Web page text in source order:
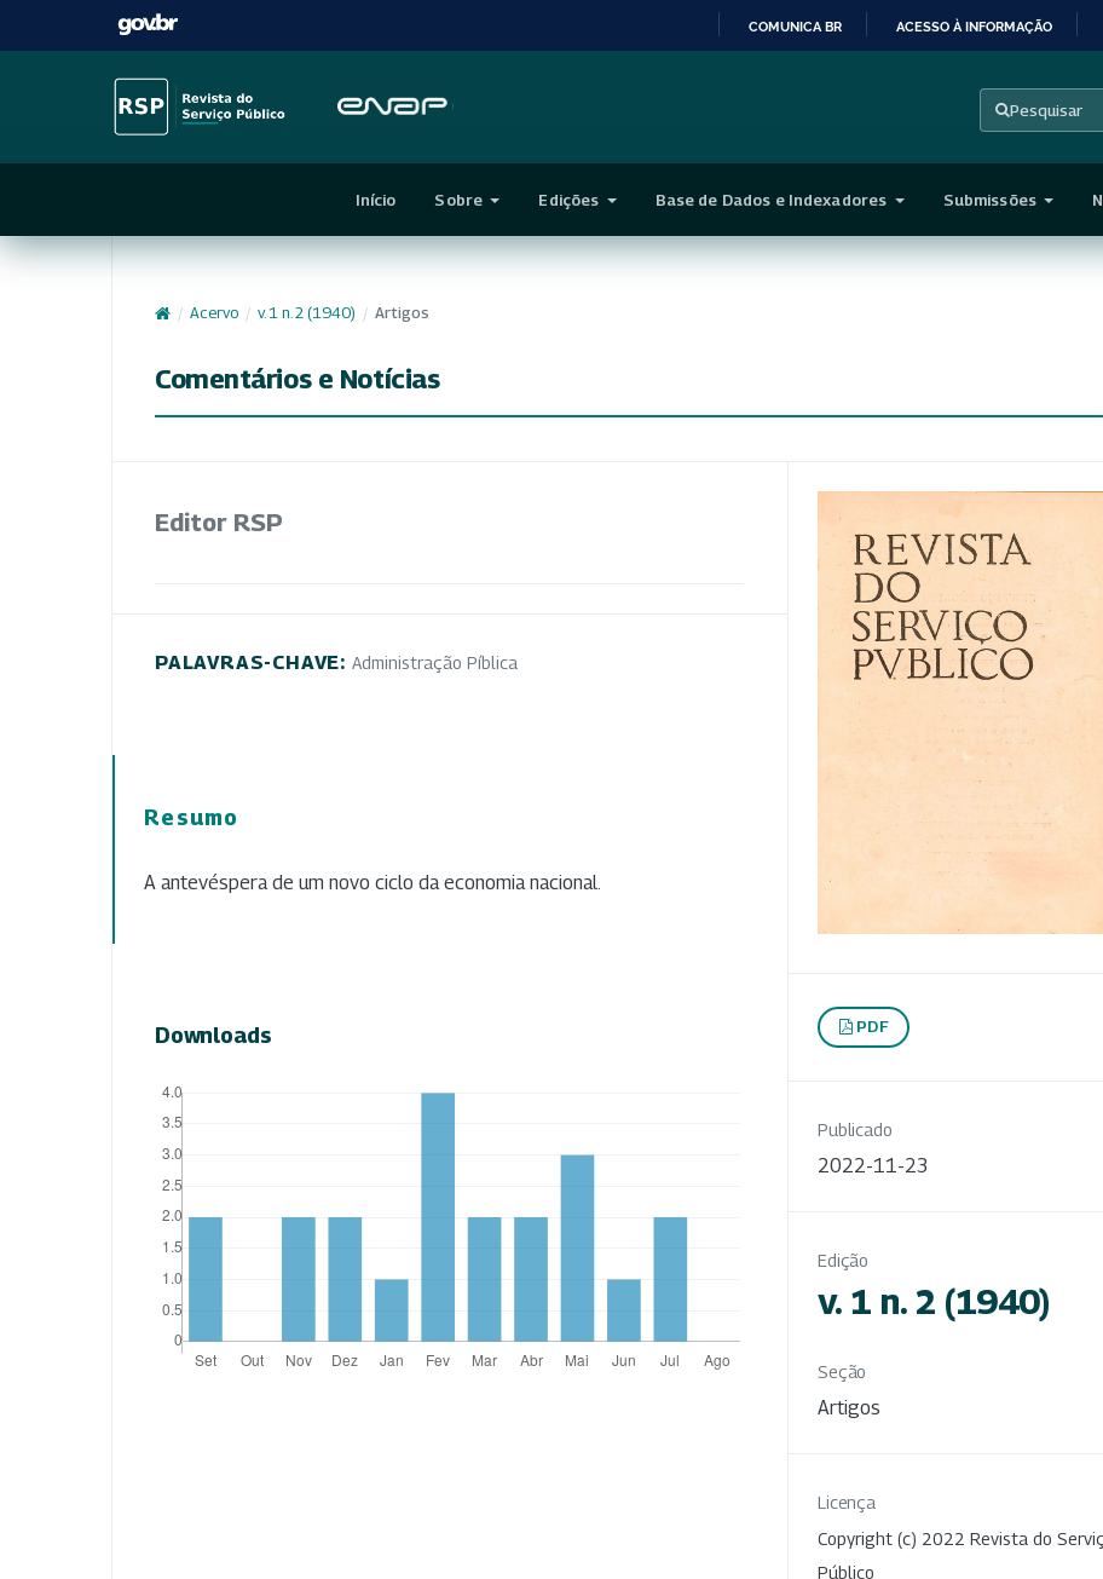
CONTEÚDO
COMUNICA BR ACESSO À INFORMAÇÃO
Pesquisar
Início Sobre Edições Base de Dados e Indexadores Submissões
/ Acervo / v. 1 n. 2 (1940) / Artigos
Comentários e Notícias
Editor RSP
PALAVRAS-CHAVE: Administração Píblica
Resumo
A antevéspera de um novo ciclo da economia nacional.
Downloads PDF
Publicado
2022-11-23
Edição
v. 1 n. 2 (1940)
Seção
Artigos
Licença
Copyright (c) 2022 Revista do
Público